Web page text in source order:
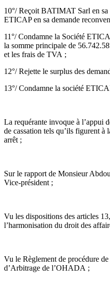
10°/ Reçoit BATIMAT Sarl en
ETICAP en sa demande
11°/ Condamne la Société
la somme principale de
et les frais de TVA ;
12°/ Rejette le surplus des
13°/ Condamne la société
La requérante invoque à l’appui
de cassation tels qu’ils figurent à
arrêt ;
Sur le rapport de Monsieur
Vice-président ;
Vu les dispositions des articles
l’harmonisation du droit des
Vu le Règlement de procédure
d’Arbitrage de l’OHADA ;